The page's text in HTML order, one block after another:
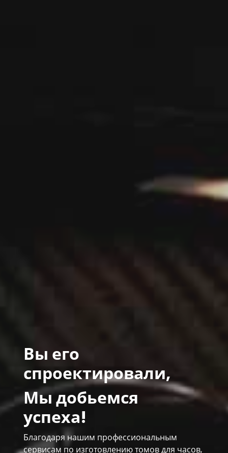
Вы его
спроектировали,
Мы добьемся
успеха!
Благодаря нашим профессиональным
сервисам по изготовлению томов для часов,